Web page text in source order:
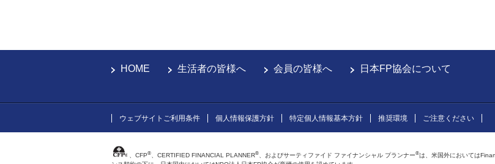
HOME 生活者の皆様へ 会員の皆様へ 日本FP協会について
ウェブサイトご利用条件 個人情報保護方針 特定個人情報基本方針 推奨環境 ご注意ください
、CFP®、CERTIFIED FINANCIAL PLANNER®、およびサーティファイド ファイナンシャル プランナー®は、米国外においては